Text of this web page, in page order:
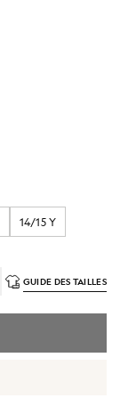
14/15 Y
GUIDE DES TAILLES